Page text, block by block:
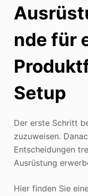
nde für
Setup
Der erste Schritt
zuzuweisen.
Entscheidungen
Ausrüstung
Hier finden Sie